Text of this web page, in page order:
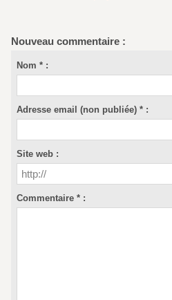
Nouveau commentaire :
Nom * :
Adresse email (non publiée) * :
Site web :
Commentaire * :